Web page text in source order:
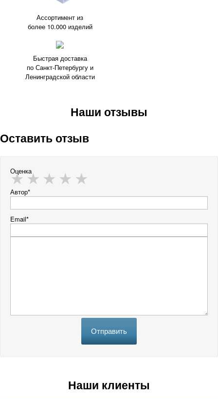
Ассортимент из
более 10.000 изделий
Быстрая доставка
по Санкт-Петербургу и
Ленинградской области
Наши отзывы
Оставить отзыв
Оценка
Автор*
Email*
Отправить
Наши клиенты